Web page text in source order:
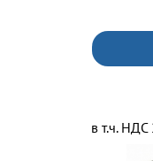
в т.ч. НДС